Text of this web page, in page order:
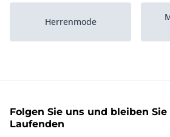
Herrenmode
Arbeitskleidung Unisex
Folgen Sie uns und bleiben
Laufenden